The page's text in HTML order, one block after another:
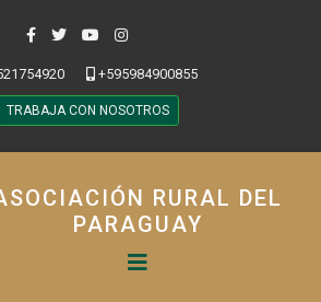
+595984900855
TRABAJA CON NOSOTROS
RURAL DEL
PARAGUAY